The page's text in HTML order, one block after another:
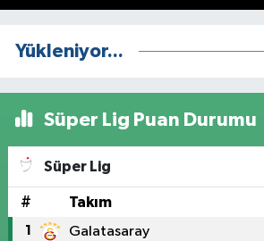
Yükleniyor...
Süper Lig Puan Durumu
Süper Lig
# Takım
1 Galatasaray